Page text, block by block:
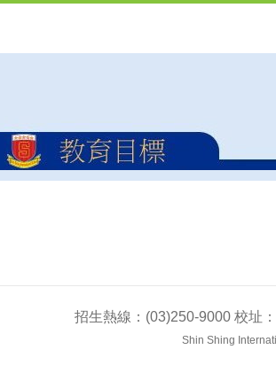
招生熱線：(03)250-9000 校址
Shin Shing